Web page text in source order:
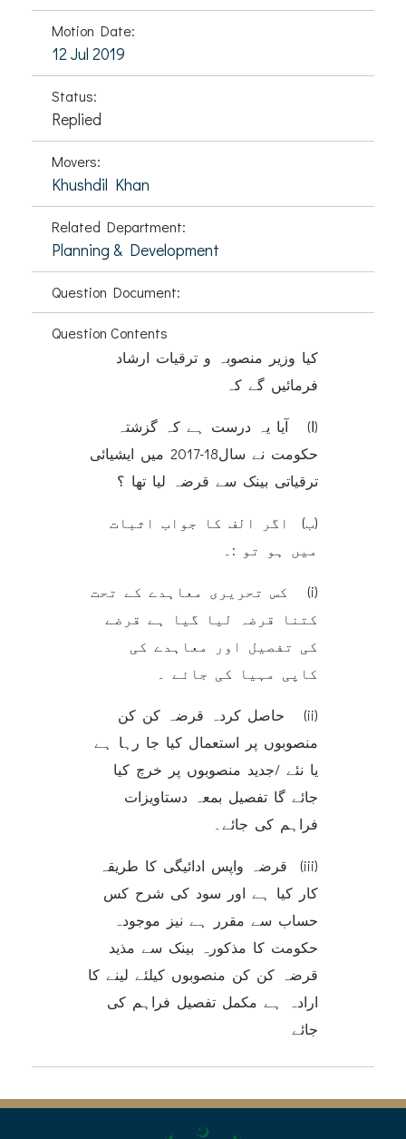
Motion Date:
12 Jul 2019
Status:
Replied
Movers:
Khushdil Khan
Related Department:
Planning & Development
Question Document:
Question Contents
کیا وزیر منصوبہ و ترقیات ارشاد
فرمائیں گے کہ
(ا) آیا یہ درست ہے کہ گزشتہ
حکومت نے سال18-2017 میں ایشیائی
ترقیاتی بینک سے قرضہ لیا تھا ؟
(ب) اگر الف کا جواب اثبات
میں ہو تو :۔
(i) کس تحریری معاہدے کے تحت
کتنا قرضہ لیا گیا ہے قرضے
کی تفصیل اور معاہدے کی
کاپی مہیا کی جائے ۔
(ii) حاصل کردہ قرضہ کن کن
منصوبوں پر استعمال کیا جا رہا ہے
یا نئے /جدید منصوبوں پر خرچ کیا
جائے گا تفصیل بمعہ دستاویزات
فراہم کی جائے۔
(iii) قرضہ واپس ادائیگی کا طریقہ
کار کیا ہے اور سود کی شرح کس
حساب سے مقرر ہے نیز موجودہ
حکومت کا مذکورہ بینک سے مذید
قرضہ کن کن منصوبوں کیلئے لینے کا
ارادہ ہے مکمل تفصیل فراہم کی
جائے